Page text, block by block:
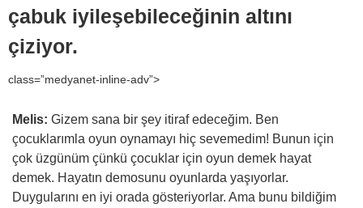
çabuk iyileşebileceğinin altını
çiziyor.
class=”medyanet-inline-adv”>
Melis: Gizem sana bir şey itiraf edeceğim. Ben
çocuklarımla oyun oynamayı hiç sevemedim! Bunun için
çok üzgünüm çünkü çocuklar için oyun demek hayat
demek. Hayatın demosunu oyunlarda yaşıyorlar.
Duygularını en iyi orada gösteriyorlar. Ama bunu bildiğim